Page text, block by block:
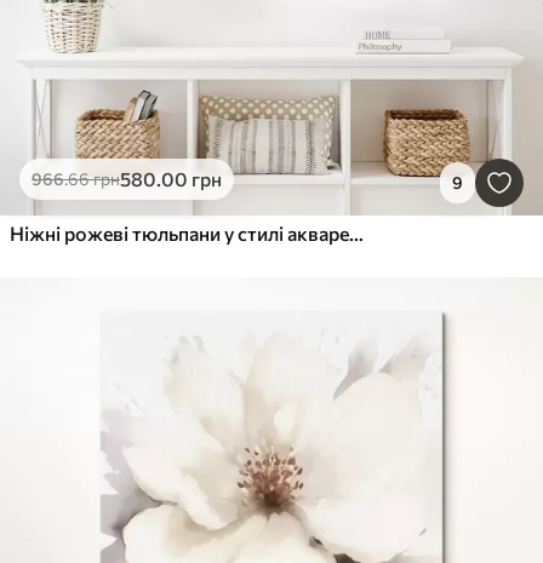
966.66грн580 .00 грн 9